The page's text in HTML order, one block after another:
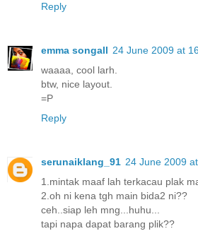
Reply
emma songall 24 June 2009 at
waaaa, cool larh.
btw, nice layout.
=P
Reply
serunaiklang_91 24 June 2009
1.mintak maaf lah terkacau plak
2.oh ni kena tgh main bida2 ni??
ceh..siap leh mng...huhu...
tapi napa dapat barang plik??